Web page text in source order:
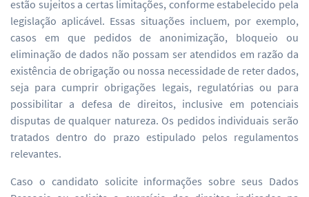
estão sujeitos a certas limitações, conforme estabelecido pela
legislação aplicável. Essas situações incluem, por exemplo,
casos em que pedidos de anonimização, bloqueio ou
eliminação de dados não possam ser atendidos em razão da
existência de obrigação ou nossa necessidade de reter dados,
seja para cumprir obrigações legais, regulatórias ou para
possibilitar a defesa de direitos, inclusive em potenciais
disputas de qualquer natureza. Os pedidos individuais serão
tratados dentro do prazo estipulado pelos regulamentos
relevantes.
Caso o candidato solicite informações sobre seus Dados